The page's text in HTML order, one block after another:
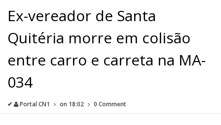
Ex-vereador de Santa
Quitéria morre em colisão
entre carro e carreta na MA-
034
✔ Portal CN1 on 18:02 0 Comment